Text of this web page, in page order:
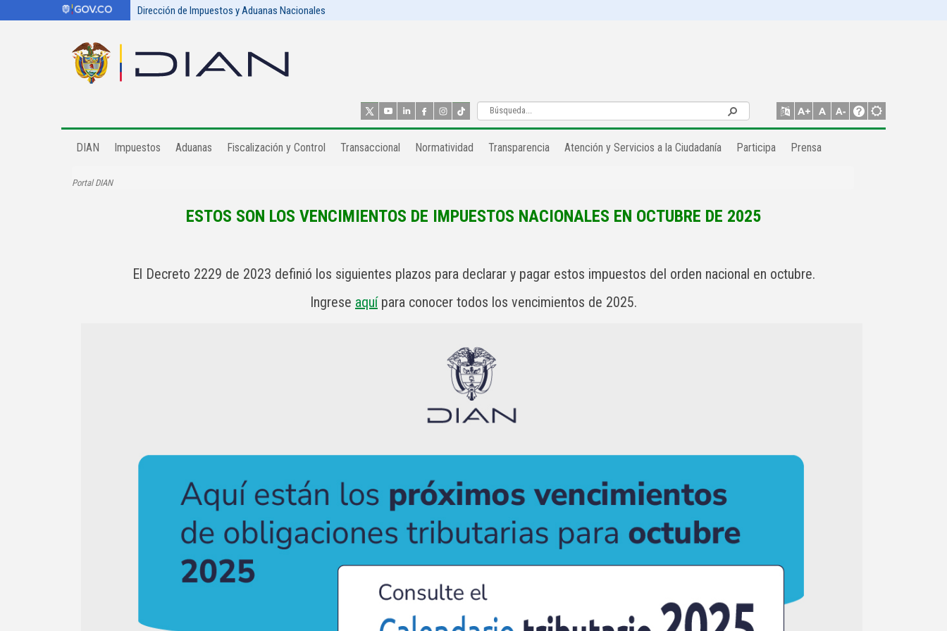
Dirección de Impuestos y Aduanas Nacionales
DIAN Impuestos Aduanas Fiscalización y Control​ Transaccional Normatividad Transparencia Atención y Servicios a la Ciudadanía Participa Prensa
Portal DIAN
ESTOS SON LOS VENCIMIENTOS DE IMPUESTOS NACIONALES EN OCTUBRE DE 2025
El Decreto 2229 de 2023 definió los siguientes plazos para declarar y pagar estos impuestos del orden nacional en octubre.
Ingrese aquípara conocer todos los vencimientos de 2025.